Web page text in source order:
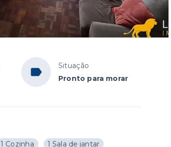
Situação
Pronto para morar
1 Cozinha
1 Sala de jantar